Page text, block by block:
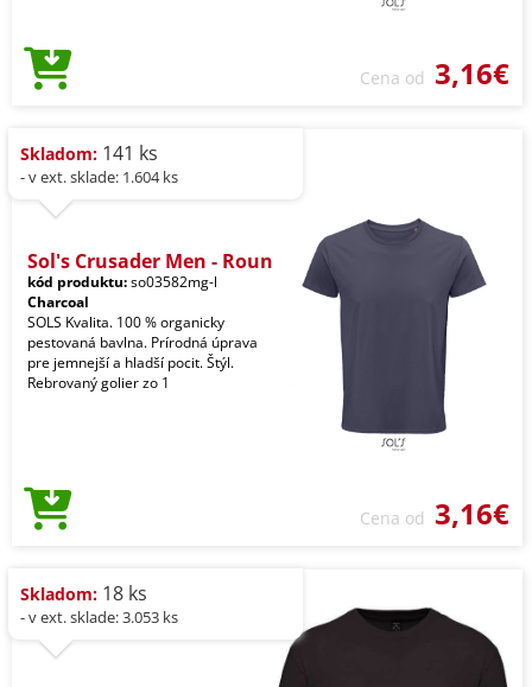
Cena od 3,16€
Skladom: 141 ks
- v ext. sklade: 1.604 ks
Sol's Crusader Men - Roun
kód produktu:so03582mg-l
Charcoal
SOLS Kvalita. 100 % organicky
pestovaná bavlna. Prírodná úprava
pre jemnejší a hladší pocit. Štýl.
Rebrovaný golier zo 1
Cena od 3,16€
Skladom: 18 ks
- v ext. sklade: 3.053 ks